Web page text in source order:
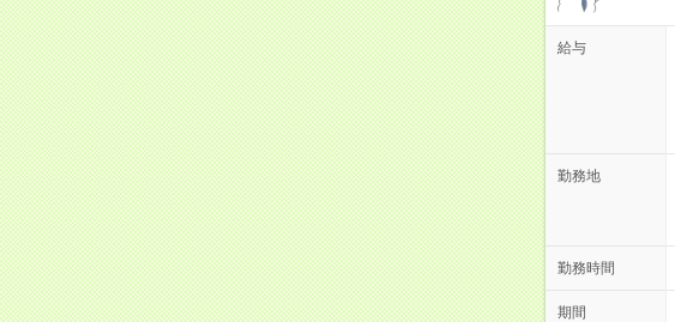
給与
勤務地
勤務時間
期間